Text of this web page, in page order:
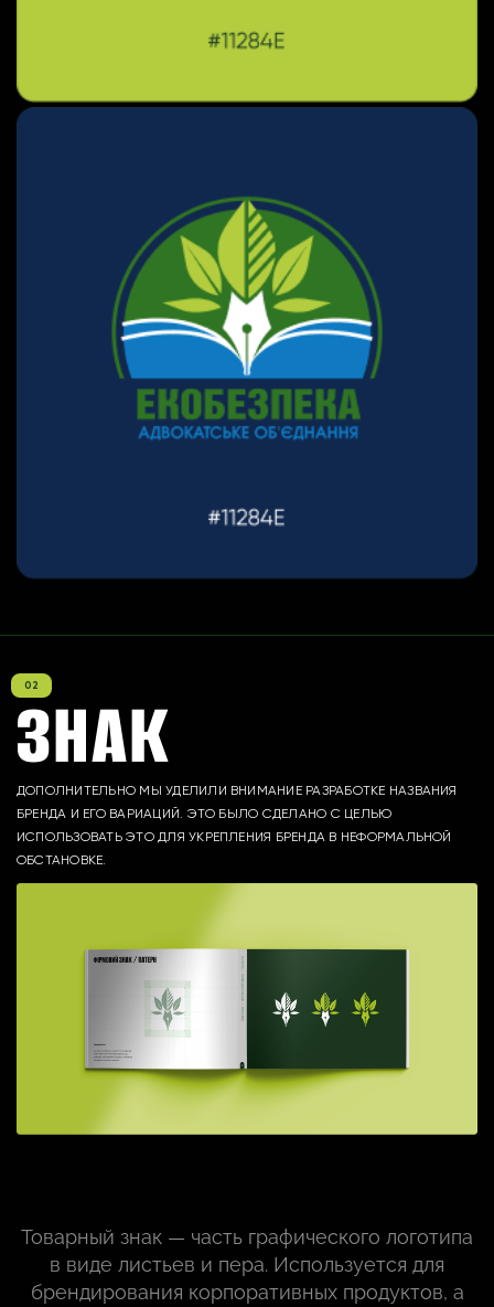
ЗНАК
ДОПОЛНИТЕЛЬНО МЫ УДЕЛИЛИ ВНИМАНИЕ РАЗРАБОТКЕ НАЗВАНИЯ
БРЕНДА И ЕГО ВАРИАЦИЙ. ЭТО БЫЛО СДЕЛАНО С ЦЕЛЬЮ
ИСПОЛЬЗОВАТЬ ЭТО ДЛЯ УКРЕПЛЕНИЯ БРЕНДА В НЕФОРМАЛЬНОЙ
ОБСТАНОВКЕ.
Товарный знак — часть графического логотипа
в виде листьев и пера. Используется для
брендирования корпоративных продуктов, а